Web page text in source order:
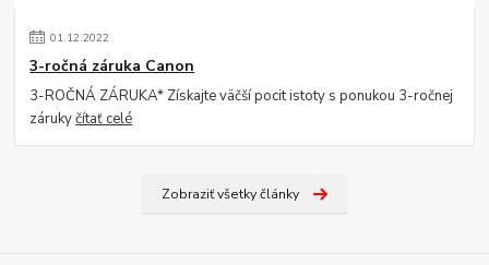
01.12.2022
3-ročná záruka Canon
3-ROČNÁ ZÁRUKA* Získajte väčší pocit istoty s ponukou 3-ročnej
zárukyčítať celé
Zobraziť všetky články